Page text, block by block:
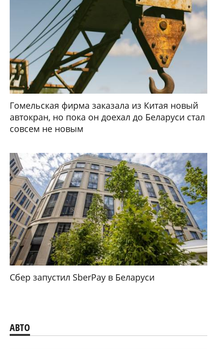
Гомельская фирма заказала из Китая новый
автокран, но пока он доехал до Беларуси стал
совсем не новым
Сбер запустил SberPay в Беларуси
АВТО